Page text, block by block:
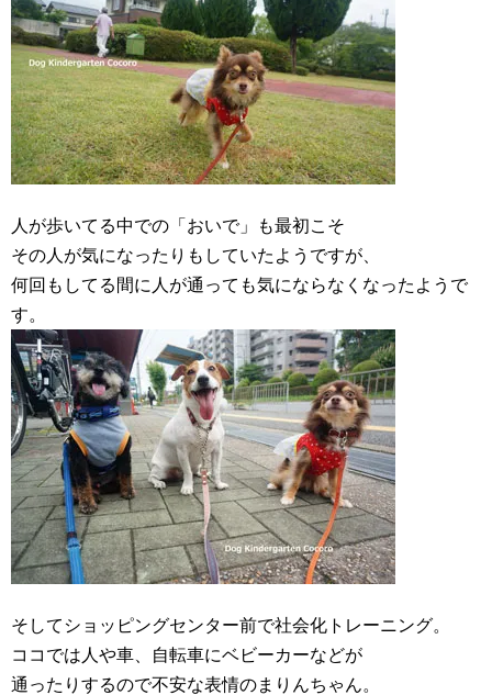
人が歩いてる中での「おいで」も最初こそ
その人が気になったりもしていたようですが、
何回もしてる間に人が通っても気にならなくなったようで
す。
そしてショッピングセンター前で社会化トレーニング。
ココでは人や車、自転車にベビーカーなどが
通ったりするので不安な表情のまりんちゃん。